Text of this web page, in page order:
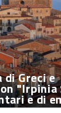
Greci e
"Irpinia
e di